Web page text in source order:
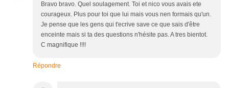
Bravo bravo. Quel soulagement. Toi et nico vous avais ete
courageux. Plus pour toi que lui mais vous nen formais qu'un.
Je pense que les gens qui t'ecrive save ce que sais d'être
enceinte mais si ta des questions n'hésite pas. A tres bientot.
C magnifique !!!!
Répondre